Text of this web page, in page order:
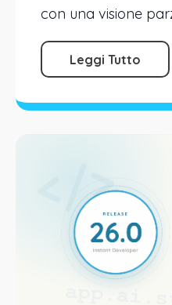
con una visione
Leggi Tutto